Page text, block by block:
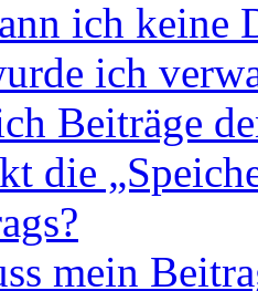
ich keine
ich
Beiträge
die
mein